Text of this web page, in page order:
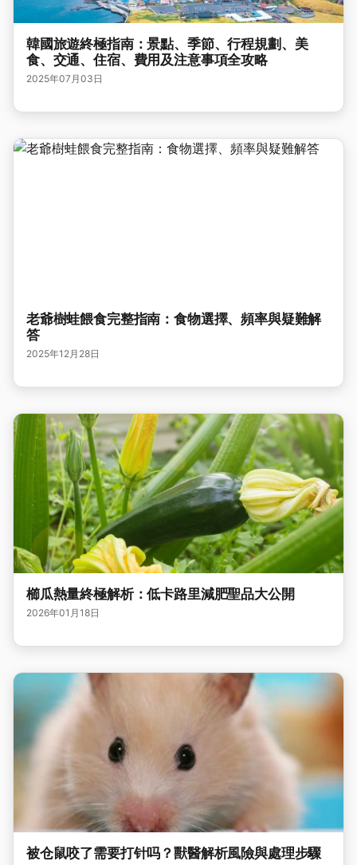
韓國旅遊終極指南：景點、季節、行程規劃、美
食、交通、住宿、費用及注意事項全攻略
2025年07月03日
老爺樹蛙餵食完整指南：食物選擇、頻率與疑難解
答
2025年12月28日
櫛瓜熱量終極解析：低卡路里減肥聖品大公開
2026年01月18日
被仓鼠咬了需要打针吗？獸醫解析風險與處理步驟